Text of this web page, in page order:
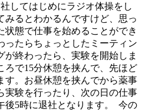
してはじめにラジオ体操をし
みるとわかるんですけど、思っ
状態で仕事を始めることができ
ったらちょっとしたミーティン
が終わったら、実験を開始しま
ろで15分休憩を挟んで、先ほど
す。お昼休憩を挟んでから薬事
実験を行ったり、次の日の仕事
後5時に退社となります。 今の